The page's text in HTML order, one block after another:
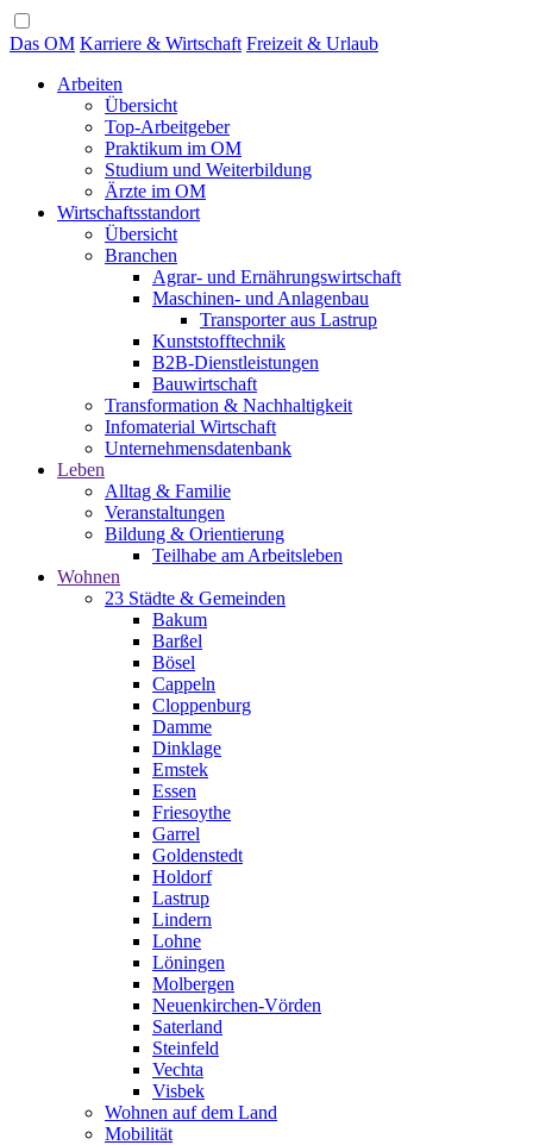
Das OM Karriere & Wirtschaft Freizeit & Urlaub
Arbeiten
Übersicht
Top-Arbeitgeber
Praktikum im OM
Studium und Weiterbildung
Ärzte im OM
Wirtschaftsstandort
Übersicht
Branchen
Agrar- und Ernährungswirtschaft
Maschinen- und Anlagenbau
Transporter aus Lastrup
Kunststofftechnik
B2B-Dienstleistungen
Bauwirtschaft
Transformation & Nachhaltigkeit
Infomaterial Wirtschaft
Unternehmensdatenbank
Leben
Alltag & Familie
Veranstaltungen
Bildung & Orientierung
Teilhabe am Arbeitsleben
Wohnen
23 Städte & Gemeinden
Bakum
Barßel
Bösel
Cappeln
Cloppenburg
Damme
Dinklage
Emstek
Essen
Friesoythe
Garrel
Goldenstedt
Holdorf
Lastrup
Lindern
Lohne
Löningen
Molbergen
Neuenkirchen-Vörden
Saterland
Steinfeld
Vechta
Visbek
Wohnen auf dem Land
Mobilität